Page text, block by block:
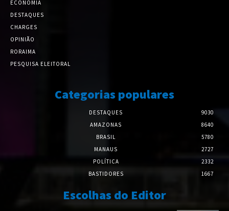
ECONOMIA
DESTAQUES
CHARGES
OPINIÃO
RORAIMA
PESQUISA ELEITORAL
Categorias populares
DESTAQUES
9030
AMAZONAS
8640
BRASIL
5780
MANAUS
2727
POLÍTICA
2332
BASTIDORES
1667
Escolhas do Editor